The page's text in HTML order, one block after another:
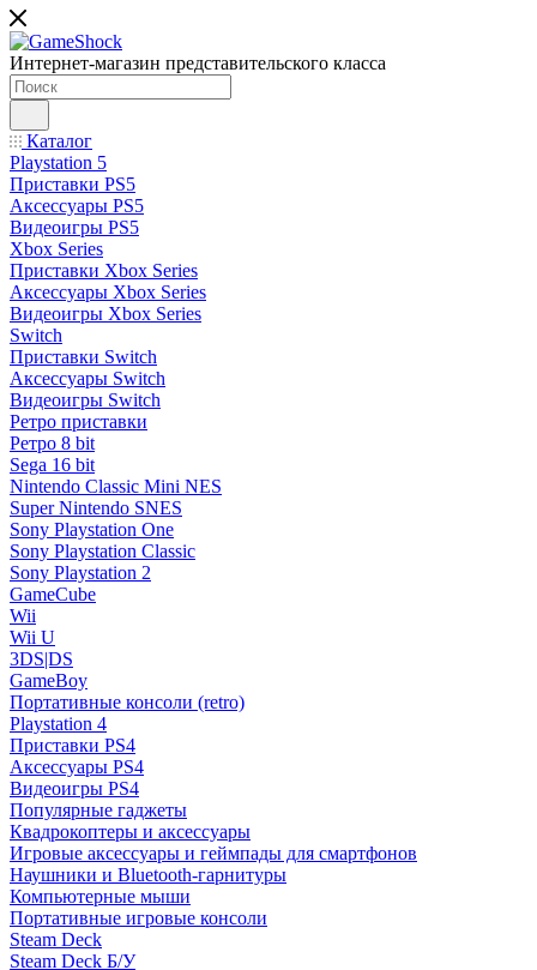
Интернет-магазин представительского класса
Каталог
Playstation 5
Приставки PS5
Аксессуары PS5
Видеоигры PS5
Xbox Series
Приставки Xbox Series
Аксессуары Xbox Series
Видеоигры Xbox Series
Switch
Приставки Switch
Аксессуары Switch
Видеоигры Switch
Ретро приставки
Ретро 8 bit
Sega 16 bit
Nintendo Classic Mini NES
Super Nintendo SNES
Sony Playstation One
Sony Playstation Classic
Sony Playstation 2
GameCube
Wii
Wii U
3DS|DS
GameBoy
Портативные консоли (retro)
Playstation 4
Приставки PS4
Аксессуары PS4
Видеоигры PS4
Популярные гаджеты
Квадрокоптеры и аксессуары
Игровые аксессуары и геймпады для смартфонов
Наушники и Bluetooth-гарнитуры
Компьютерные мыши
Портативные игровые консоли
Steam Deck
Steam Deck Б/У